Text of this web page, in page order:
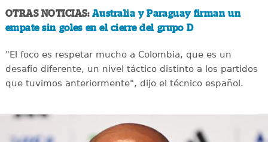
OTRAS NOTICIAS: Australia y Paraguay firman un
empate sin goles en el cierre del grupo D
"El foco es respetar mucho a Colombia, que es un
desafío diferente, un nivel táctico distinto a los partidos
que tuvimos anteriormente", dijo el técnico español.